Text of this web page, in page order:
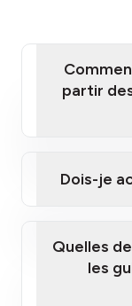
partir
automatiques
Dois-je
Quelles
les